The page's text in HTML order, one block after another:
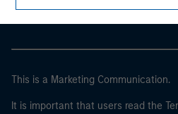
20 millions d'euros, (ii) un
propres, entité agissant pour
un gouvernement national ou
This is a Marketing Communication.
It is important that users read the